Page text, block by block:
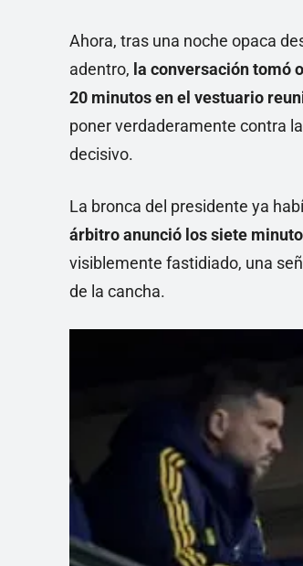
Ahora, tras una noche opaca
adentro, la conversación tomó
20 minutos en el vestuario
poner verdaderamente contra
decisivo.
La bronca del presidente ya
árbitro anunció los siete
visiblemente fastidiado, una
de la cancha.